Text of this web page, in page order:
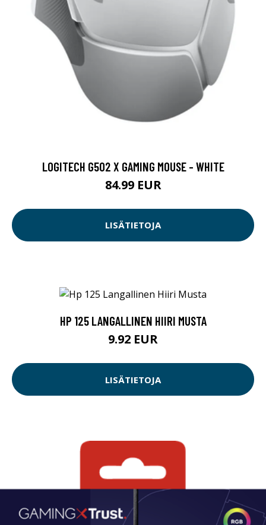
LOGITECH G502 X GAMING MOUSE - WHITE
84.99 EUR
LISÄTIETOJA
HP 125 LANGALLINEN HIIRI MUSTA
9.92 EUR
LISÄTIETOJA